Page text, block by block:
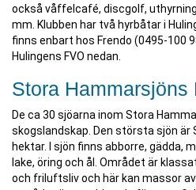
också våffelcafé, discgolf,
mm. Klubben har två hyrbåtar i
finns enbart hos Frendo (0495-100
Hulingens FVO nedan.
Stora Hammarsjöns
De ca 30 sjöarna inom Stora
skogslandskap. Den största sjön är
hektar. I sjön finns abborre, gädda,
lake, öring och ål. Området är
och friluftsliv och här kan massor